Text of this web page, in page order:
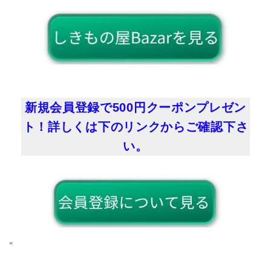
新規会員登録で500円クーポンプレゼン
ト！詳しくは下のリンクからご確認下さ
い。
"